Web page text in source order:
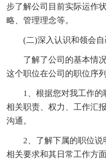
步了解公司目前实际运作
略、管理理念等。
(二)深入认识和领会自
了解了公司的基本情
这个职位在公司的职位序
1、根据您对我工作
相关职责、权力、工作汇
沟通。
2、了解下属的职位
相关要求和其日常工作方